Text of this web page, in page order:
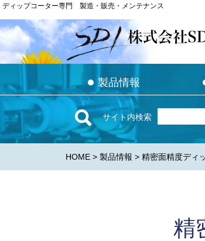
ディップコーター専門 製造・販売・メンテナンス
● 製品情報
ディップコーター専門 製造・販売・メンテナンス
● 製品情報
サイト内検索
HOME > 製品情報 > 精密面精度ディ
精